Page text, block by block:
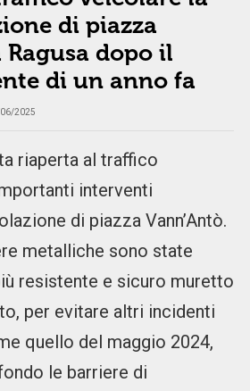
di piazza
Ragusa dopo il
di un anno fa
2025
riaperta al traffico
interventi
di piazza Vann’Antò.
metalliche sono state
resistente e sicuro muretto
per evitare altri incidenti
quello del maggio 2024,
le barriere di